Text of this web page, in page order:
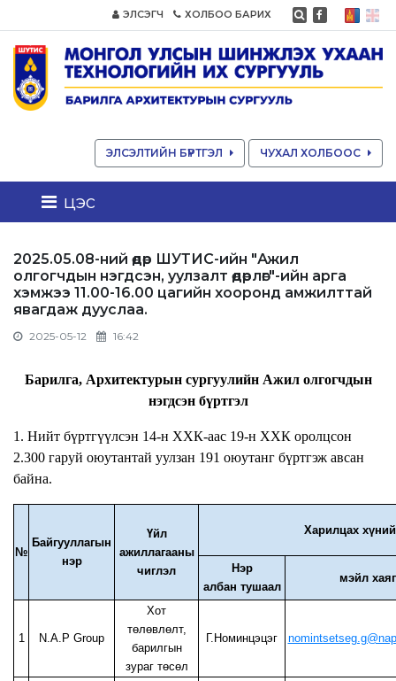
ЭЛСЭГЧ ХОЛБОО БАРИХ
ЭЛСЭЛТИЙН БҮРТГЭЛ ЧУХАЛ ХОЛБООС
цэс
2025.05.08-ний өдөр ШУТИС-ийн "Ажил
олгогчдын нэгдсэн, уулзалт өдөрлөг"-ийн арга
хэмжээ 11.00-16.00 цагийн хооронд амжилттай
явагдаж дууслаа.
2025-05-12 16:42
Барилга, Архитектурын сургуулийн Ажил олгогчдын
нэгдсэн бүртгэл
1. Нийт бүртгүүлсэн 14-н ХХК-аас 19-н ХХК оролцсон
2.300 гаруй оюутантай уулзан 191 оюутанг бүртгэж авсан
байна.
№
Байгууллагын
нэр
Үйл
ажиллагааны
чиглэл
Харилцах
Нэр
албан тушаал
мэйл хаяг
1 N.A.P Group
Хот
төлөвлөлт,
барилгын
зураг төсөл
Г.Номинцэцэг